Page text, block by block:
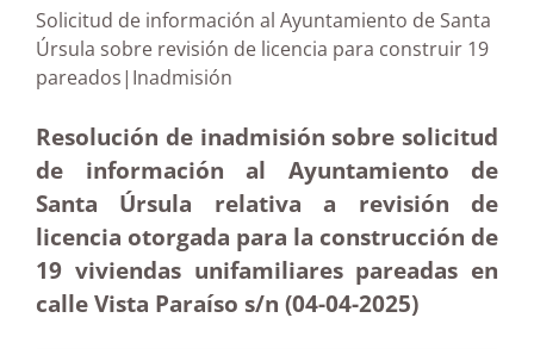
Solicitud de información al Ayuntamiento de Santa
Úrsula sobre revisión de licencia para construir 19
pareados|Inadmisión
Resolución de inadmisión sobre solicitud
de información al Ayuntamiento de
Santa Úrsula relativa a revisión de
licencia otorgada para la construcción de
19 viviendas unifamiliares pareadas en
calle Vista Paraíso s/n (04-04-2025)